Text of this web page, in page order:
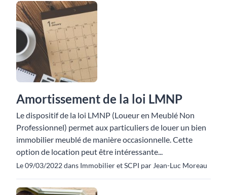
Amortissement de la loi LMNP
Le dispositif de la loi LMNP (Loueur en Meublé Non
Professionnel) permet aux particuliers de louer un bien
immobilier meublé de manière occasionnelle. Cette
option de location peut être intéressante...
Le 09/03/2022 dans Immobilier et SCPI par Jean-Luc Moreau